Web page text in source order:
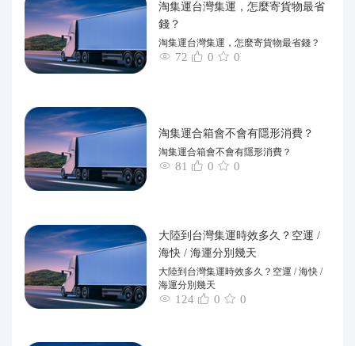
淘集運台灣集運，怎麼寄貨物最省
錢？
淘集運台灣集運，怎麼寄貨物最省錢？
72 0 0
淘集運合箱會不會有隱形消費？
淘集運合箱會不會有隱形消費？
81 0 0
大陸到台灣集運時效多久？空運 /
海快 / 海運分別幾天
大陸到台灣集運時效多久？空運 / 海快 /
海運分別幾天
124 0 0